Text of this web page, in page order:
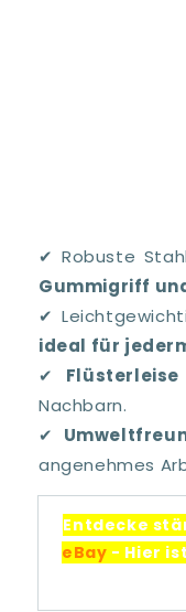
✔ Robuste
Gummigriff
✔
ideal für
✔ Flüsterleise
Nachbarn.
✔
angenehmes
Entdecke
eBay - Hier